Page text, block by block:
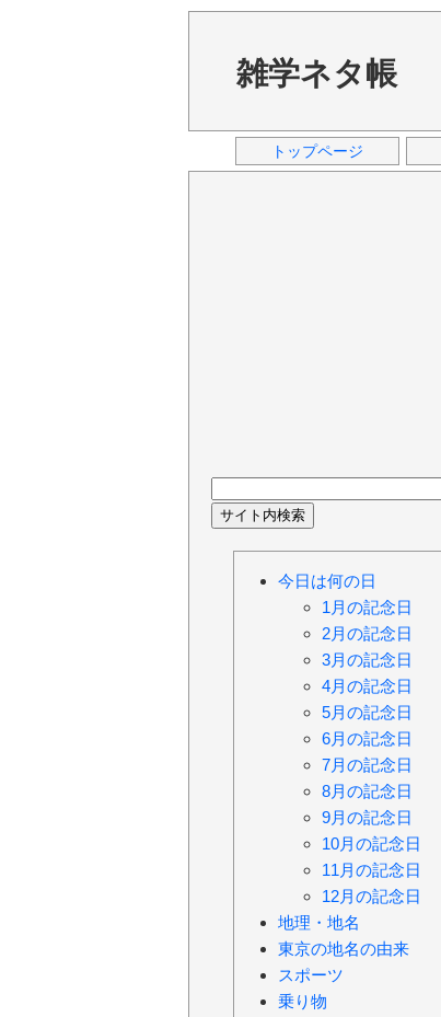
雑学ネタ帳
トップページ
今日は何の日
1月の記念日
2月の記念日
3月の記念日
4月の記念日
5月の記念日
6月の記念日
7月の記念日
8月の記念日
9月の記念日
10月の記念日
11月の記念日
12月の記念日
地理・地名
東京の地名の由来
スポーツ
乗り物